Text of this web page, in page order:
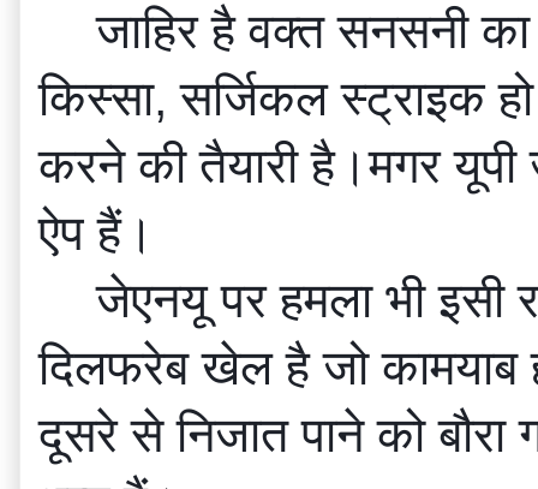
जाहिर है वक्त सनसनी
किस्सा, सर्जिकल स्ट्राइक
करने की तैयारी है।मगर यूपी
ऐप हैं।
जेएनयू पर हमला भी इसी
दिलफरेब खेल है जो कामयाब
दूसरे से निजात पाने को